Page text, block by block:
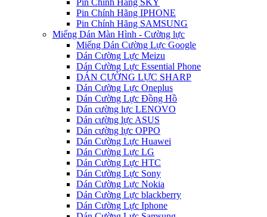
Pin Chính Hãng SKY
Pin Chính Hãng IPHONE
Pin Chính Hãng SAMSUNG
Miếng Dán Màn Hình - Cường lực
Miếng Dán Cường Lực Google
Dán Cường Lực Meizu
Dán Cường Lực Essential Phone
DÁN CƯỜNG LỰC SHARP
Dán Cường Lực Oneplus
Dán Cường Lực Đồng Hồ
Dán cường lực LENOVO
Dán cường lực ASUS
Dán cường lực OPPO
Dán Cường Lực Huawei
Dán Cường Lực LG
Dán Cường Lực HTC
Dán Cường Lực Sony
Dán Cường Lực Nokia
Dán Cường Lực blackberry
Dán Cường Lực Iphone